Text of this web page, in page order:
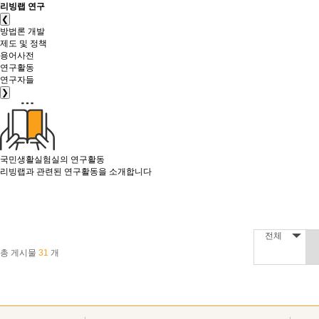
리빙랩 연구
❮
방법론 개발
제도 및 정책
용어사전
연구활동
연구자들
❯
국민생활실험실의 연구활동
리빙랩과 관련된 연구활동을 소개합니다
총 게시물 31 개
전체